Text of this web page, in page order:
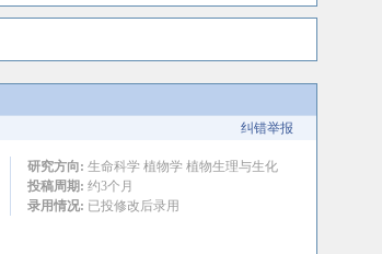
纠错举报
研究方向: 生命科学 植物学 植物生理与生化
投稿周期: 约3个月
录用情况: 已投修改后录用